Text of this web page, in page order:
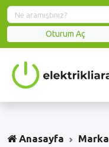
Oturum Aç
Anasayfa Marka